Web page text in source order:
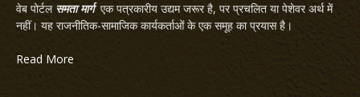
वेब पोर्टल समता मार्गएक पत्रकारीय उद्यम जरूर है, पर प्रचलित या पेशेवर अर्थ में
नहीं। यह राजनीतिक-सामाजिक कार्यकर्ताओं के एक समूह का प्रयास है।
Read More